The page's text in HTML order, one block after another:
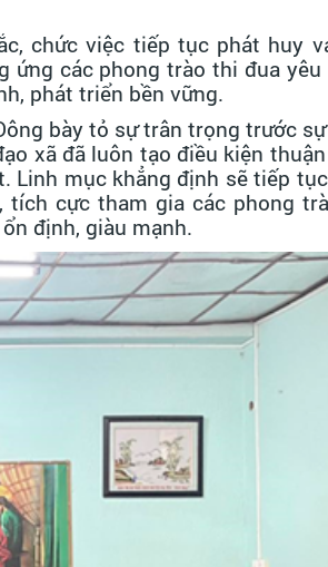
chức việc tiếp tục phát huy
ứng các phong trào thi đua yêu
phát triển bền vững.
bày tỏ sự trân trọng trước
xã đã luôn tạo điều kiện
Linh mục khẳng định sẽ tiếp
cực tham gia các phong
định, giàu mạnh.